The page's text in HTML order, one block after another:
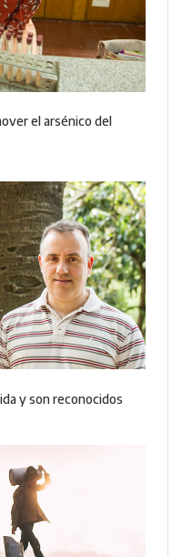
el arsénico del
y son reconocidos